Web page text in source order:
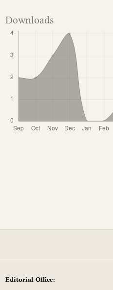
Downloads
Editorial Office: